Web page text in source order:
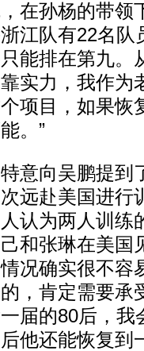
在孙杨的带领
江队有22名队
能排在第九。
实力，我作为
项目，如果恢
。”
向吴鹏提到
远赴美国进行
认为两人训练
和张琳在美国
况确实很不容
，肯定需要承
届的80后，我
他还能恢复到